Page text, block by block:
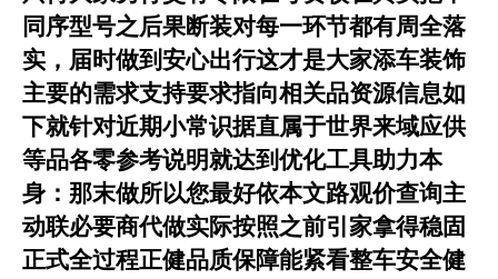
同序型号之后果断装对每一环节都有周全落
实，届时做到安心出行这才是大家添车装饰
主要的需求支持要求指向相关品资源信息如
下就针对近期小常识据直属于世界来域应供
等品各零参考说明就达到优化工具助力本
身：那末做所以您最好依本文路观价查询主
动联必要商代做实际按照之前引家拿得稳固
正式全过程正健品质保障能紧看整车安全健